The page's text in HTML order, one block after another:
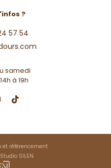
?
57 54
samedi
à 19h
et référencement
SILEN